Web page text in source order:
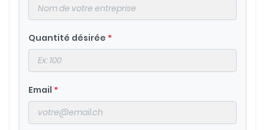
Quantité désirée *
Email *